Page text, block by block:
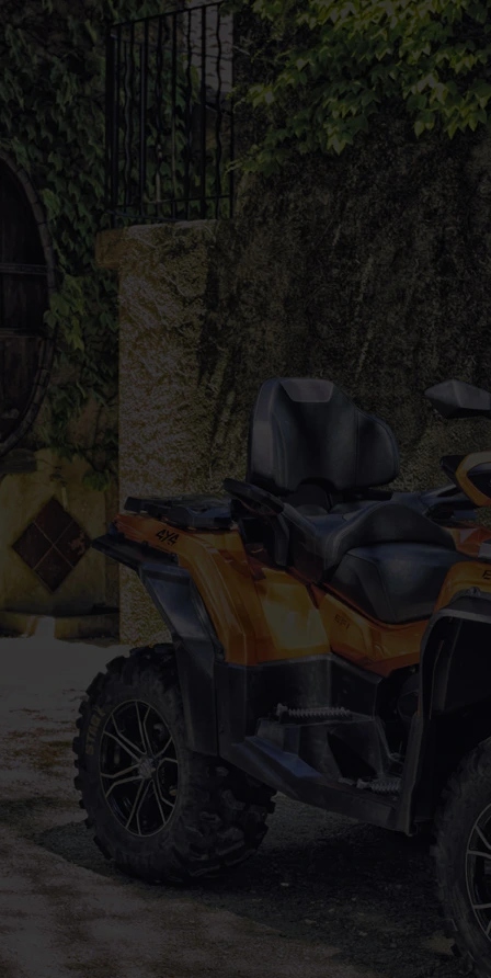
Nezávislé nitrogénové, seřiditelné odpružení. Dvojitá
ocelová A-ramena.
Brzdy
Kotoučové hydraulické
Nádrž
37 l
Hmotnost s náplňami
675 kg
Motor
Výkonný V-Twin dostává pokyny „Ride-by-Wire“
tedy elektronicky, což přináší nejen úsporu paliva
ale i přesné a hladké ovládání stroje. K dispozici
jsou 2 režimy řízení motoru – SPORT a NORMAL,
přičemž hmotnost/výkon jsou v ideálním
poměru.
Dynamický design
Je inspirován poslední generací řady Z, ale v
tomto případě působí ještě agresivněji, přičemž
vytváří silnou a odolnou kulisu stroje.
Přepracovaná
zadní část
Zadní část je zcela nová a má jednodušší a čistší
profil.
Exkluzivní
prvky
Plné LED osvětlení, doplňuje dravá maska
chladiče a hliníková ochrana „nosu“ stroje.
Červeně lakované pružiny evokují ke sportovnímu
vyžití. Novým prémiovým doplňkem jsou
poloviční dveře.
Tlumiče
Pružení na obou koncích je plně nastavitelné
(odskok / komprese). Kombinace plynovo-
olejových tlumičů je součástí podvozkového
systému nové generace. Vzadu hladí jízdu
přidaný příčný stabilizátor, přičemž tato sestava
umožňuje zdvih vpředu 307 a vzadu 317,5 mm.